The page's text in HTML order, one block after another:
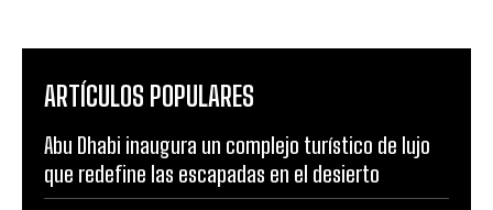
ARTÍCULOS POPULARES
Abu Dhabi inaugura un complejo turístico de lujo
que redefine las escapadas en el desierto